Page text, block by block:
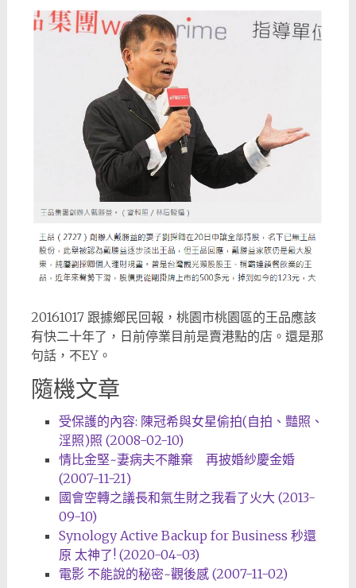
20161017 跟據鄉民回報，桃園市桃園區的王品應該
有快二十年了，日前停業目前是賣港點的店。還是那
句話，不EY。
隨機文章
受保護的內容: 陳冠希與女星偷拍(自拍、豔照、
淫照)照 (2008-02-10)
情比金堅~妻病夫不離棄 再披婚紗慶金婚
(2007-11-21)
國會空轉之議長和氣生財之我看了火大 (2013-
09-10)
Synology Active Backup for Business 秒還
原 太神了! (2020-04-03)
電影 不能說的秘密~觀後感 (2007-11-02)